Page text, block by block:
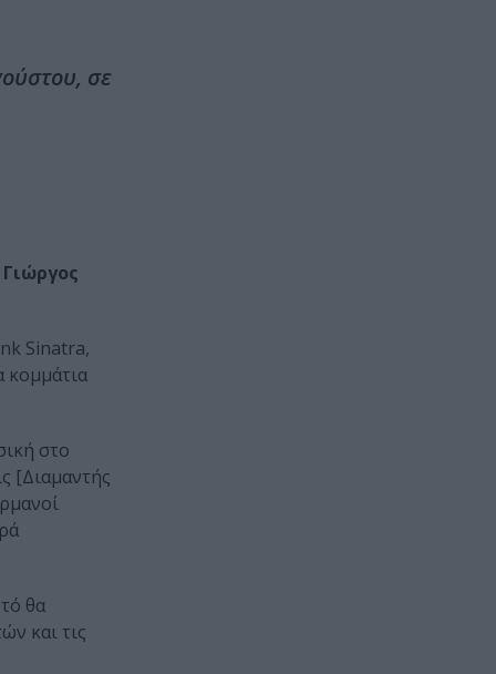
σε
Γιώργος
Sinatra,
κομμάτια
στο
[Διαμαντής
θα
και τις